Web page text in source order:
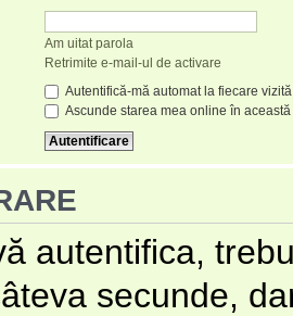
Am uitat parola
Retrimite e-mail-ul de activare
Autentifică-mă automat la fiecare vizită
Ascunde starea mea online în
autentifica,
secunde,